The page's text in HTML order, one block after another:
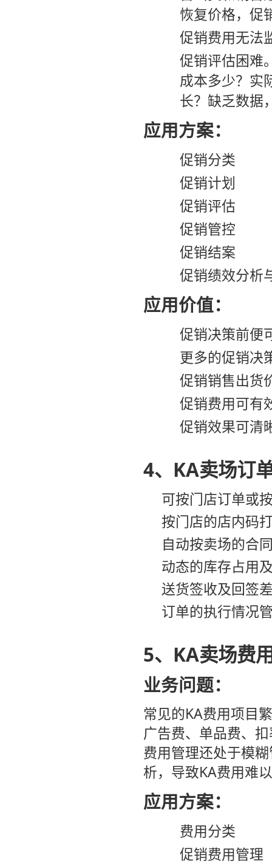
恢复价格，促
促销费用无法
促销评估困难
成本多少？实
长？缺乏数据
应用方案：
促销分类
促销计划
促销评估
促销管控
促销结案
促销绩效分析
应用价值：
促销决策前便
更多的促销决
促销销售出货
促销费用可有
促销效果可清
4、KA卖场订
可按门店订单或
按门店的店内码
自动按卖场的合
动态的库存占用
送货签收及回签
订单的执行情况
5、KA卖场费
业务问题：
常见的KA费用项目
广告费、单品费、
费用管理还处于模
析，导致KA费用难
应用方案：
费用分类
促销费用管理